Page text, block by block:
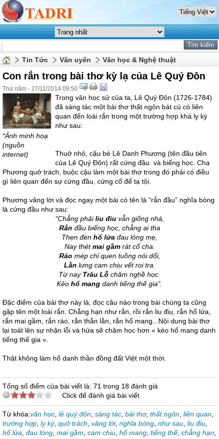
Tin Tức Văn uyển Văn học & Nghệ thuật
Con rắn trong bài thơ kỳ lạ của Lê Quý Đôn
Thứ năm - 27/11/2014 09:50
*Ảnh minh hoạ
(nguồn
internet)
Trong văn học sử của ta, Lê Quý Đôn (1726-1784)
đã sáng tác một bài thơ thất ngôn bát cú có liên
quan đến loài rắn trong một trường hợp khá ly kỳ
như sau:
Thuở nhỏ, cậu bé Lê Danh Phương (tên đầu tiên
của Lê Quý Đôn) rất cứng đầu và biếng học. Cha
Phương quở trách, buộc cậu làm một bài thơ trong đó phải có điều
gì liên quan đến sự cứng đầu, cứng cổ để tạ tội.
Phương vâng lời và đọc ngay một bài có tên là “rắn đầu” nghĩa bóng
là cứng đầu như sau:
“Chẳng phảiliu điuvẫn giống nhà,
Rắn đầu biếng học, chẳng ai tha
Thẹn đèn hổ lửa đau lòng mẹ,
Nay thétmai gầmrát cổ cha.
Ráo mép chỉ quen tuồng nói dối,
Lằn lưng cam chịu vết roi tra.
Từ nay Trâu Lỗ chăm nghề học.
Kẻo hổ mang danh tiếng thế gia”.
Đặc điểm của bài thơ này là, đọc câu nào trong bài chúng ta cũng
gặp tên một loài rắn. Chẳng hạn như rắn, rồi rắn liu điu, rắn hổ lửa,
rắn mai gầm, rắn ráo, rắn thằn lằn, rắn hổ mang...Nội dung bài thơ
lại toát lên sự nhận lỗi và hứa sẽ chăm học hơn « kéo hổ mang danh
tiếng thế gia ».
Thật không làm hổ danh thần đồng đất Việt một thời.
Tổng số điểm của bài viết là: 71 trong 18 đánh giá
Click để đánh giá bài viết
Từ khóa:văn học lê quý đôn sáng tác bài thơ, thất ngôn liên quan
trường hợp ly kỳ, quở trách vâng lời, nghĩa bóng như sau liu điu
hổ lửa đau lòng mai gầm cam chịu hổ mang tiếng thế, chẳng hạn